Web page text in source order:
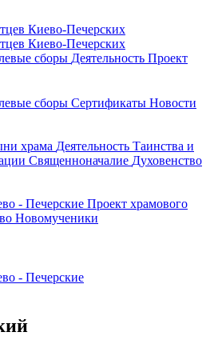
сборы Деятельность Проект
сборы Сертификаты Новости
храма Деятельность Таинства и
Священноначалие Духовенство
- Печерские Проект храмового
Новомученики
- Печерские